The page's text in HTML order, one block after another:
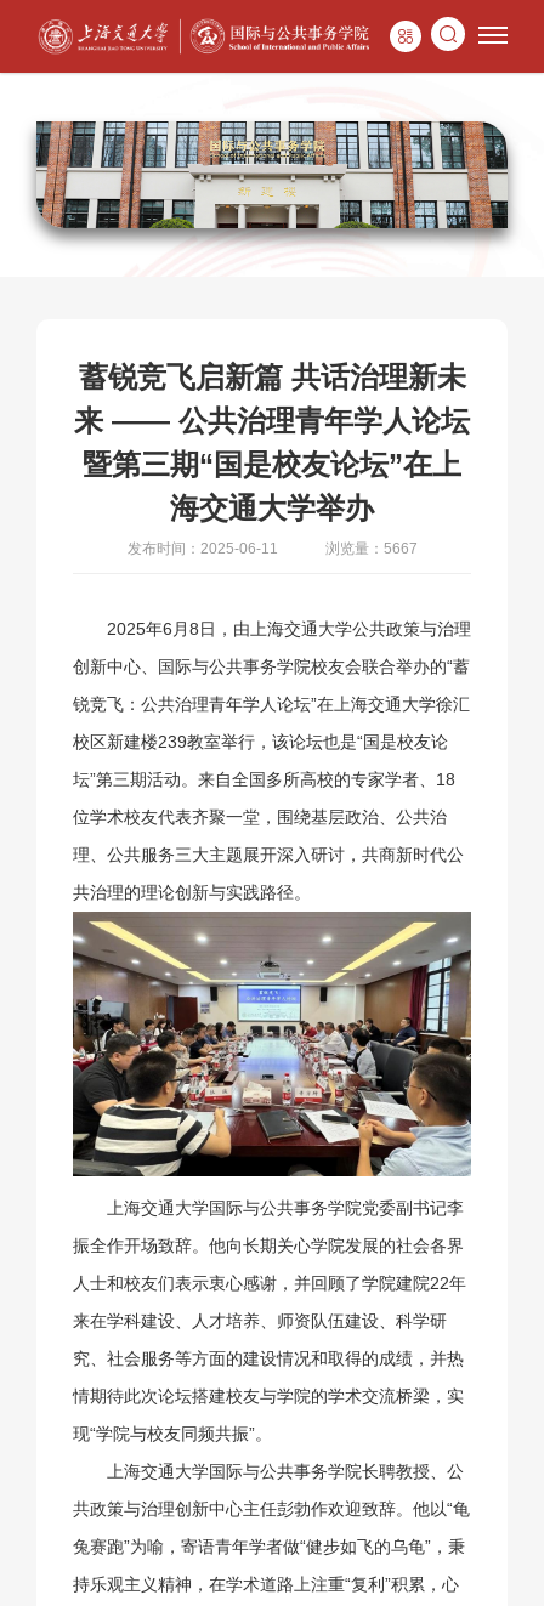
蓄锐竞飞启新篇 共话治理新未
来 —— 公共治理青年学人论坛
暨第三期“国是校友论坛”在上
海交通大学举办
发布时间：2025-06-11 浏览量：5667
2025年6月8日，由上海交通大学公共政策与治理
创新中心、国际与公共事务学院校友会联合举办的“蓄
锐竞飞：公共治理青年学人论坛”在上海交通大学徐汇
校区新建楼239教室举行，该论坛也是“国是校友论
坛”第三期活动。来自全国多所高校的专家学者、18
位学术校友代表齐聚一堂，围绕基层政治、公共治
理、公共服务三大主题展开深入研讨，共商新时代公
共治理的理论创新与实践路径。
上海交通大学国际与公共事务学院党委副书记李
振全作开场致辞。他向长期关心学院发展的社会各界
人士和校友们表示衷心感谢，并回顾了学院建院22年
来在学科建设、人才培养、师资队伍建设、科学研
究、社会服务等方面的建设情况和取得的成绩，并热
情期待此次论坛搭建校友与学院的学术交流桥梁，实
现“学院与校友同频共振”。
上海交通大学国际与公共事务学院长聘教授、公
共政策与治理创新中心主任彭勃作欢迎致辞。他以“龟
兔赛跑”为喻，寄语青年学者做“健步如飞的乌龟”，秉
持乐观主义精神，在学术道路上注重“复利”积累，心